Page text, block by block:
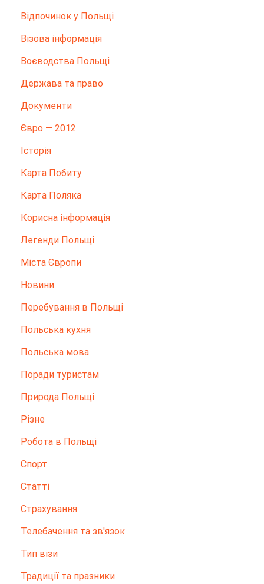
Відпочинок у Польщі
Візова інформація
Воєводства Польщі
Держава та право
Документи
Євро — 2012
Історія
Карта Побиту
Карта Поляка
Корисна інформація
Легенди Польщі
Міста Європи
Новини
Перебування в Польщі
Польська кухня
Польська мова
Поради туристам
Природа Польщі
Різне
Робота в Польщі
Спорт
Статті
Страхування
Телебачення та зв'язок
Тип візи
Традиції та празники